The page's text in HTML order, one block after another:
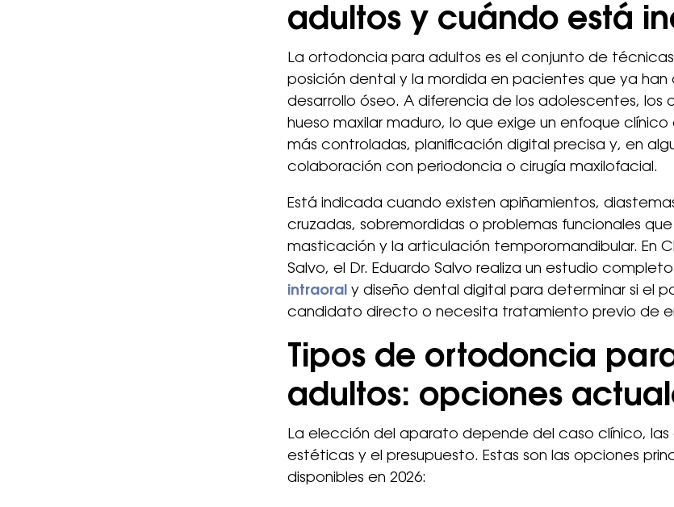
adultos y cuándo está
La ortodoncia para adultos es el conjunto de
posición dental y la mordida en pacientes que ya
desarrollo óseo. A diferencia de los adolescentes, los
hueso maxilar maduro, lo que exige un enfoque clínico
más controladas, planificación digital precisa y, en
colaboración con periodoncia o cirugía maxilofacial.
Está indicada cuando existen apiñamientos,
cruzadas, sobremordidas o problemas funcionales
masticación y la articulación temporomandibular. En
Salvo, el Dr. Eduardo Salvo realiza un estudio
intraoraly diseño dental digital para determinar si el
candidato directo o necesita tratamiento previo de
Tipos de ortodoncia
adultos: opciones
La elección del aparato depende del caso clínico,
estéticas y el presupuesto. Estas son las opciones
disponibles en 2026: